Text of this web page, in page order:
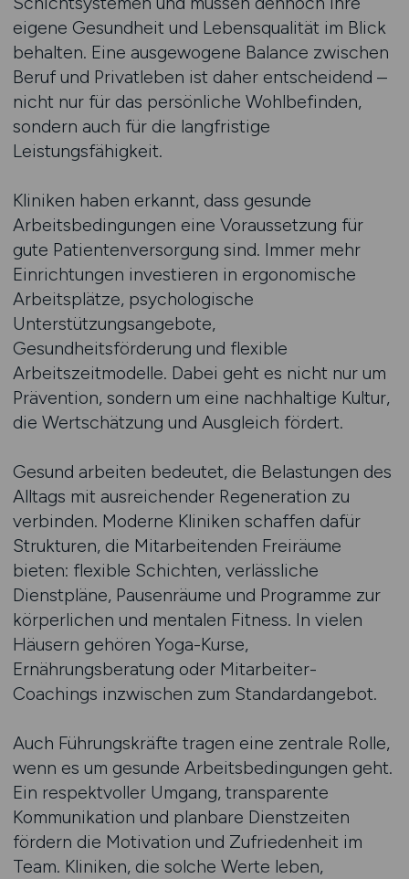
eigene Gesundheit und Lebensqualität im Blick
behalten. Eine ausgewogene Balance zwischen
Beruf und Privatleben ist daher entscheidend –
nicht nur für das persönliche Wohlbefinden,
sondern auch für die langfristige
Leistungsfähigkeit.
Kliniken haben erkannt, dass gesunde
Arbeitsbedingungen eine Voraussetzung für
gute Patientenversorgung sind. Immer mehr
Einrichtungen investieren in ergonomische
Arbeitsplätze, psychologische
Unterstützungsangebote,
Gesundheitsförderung und flexible
Arbeitszeitmodelle. Dabei geht es nicht nur um
Prävention, sondern um eine nachhaltige Kultur,
die Wertschätzung und Ausgleich fördert.
Gesund arbeiten bedeutet, die Belastungen des
Alltags mit ausreichender Regeneration zu
verbinden. Moderne Kliniken schaffen dafür
Strukturen, die Mitarbeitenden Freiräume
bieten: flexible Schichten, verlässliche
Dienstpläne, Pausenräume und Programme zur
körperlichen und mentalen Fitness. In vielen
Häusern gehören Yoga-Kurse,
Ernährungsberatung oder Mitarbeiter-
Coachings inzwischen zum Standardangebot.
Auch Führungskräfte tragen eine zentrale Rolle,
wenn es um gesunde Arbeitsbedingungen geht.
Ein respektvoller Umgang, transparente
Kommunikation und planbare Dienstzeiten
fördern die Motivation und Zufriedenheit im
Team. Kliniken, die solche Werte leben,